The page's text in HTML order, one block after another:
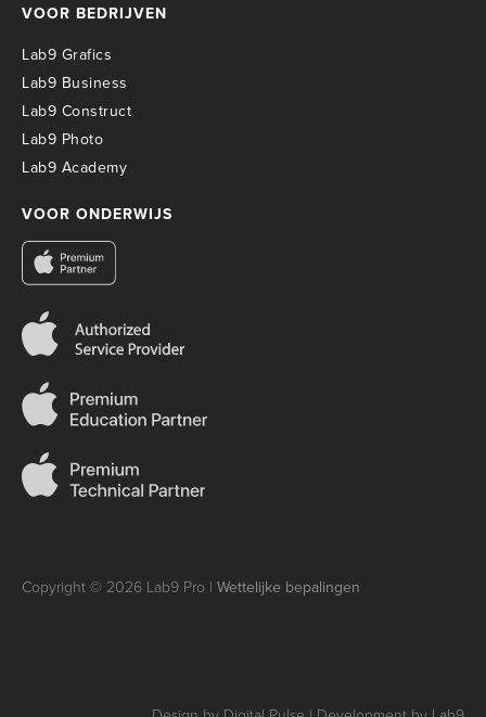
VOOR BEDRIJVEN
Lab9 Grafics
Lab9 Business
Lab9 Construct
Lab9 Photo
Lab9 Academy
VOOR ONDERWIJS
Copyright © 2026 Lab9 Pro | Wettelijke bepalingen